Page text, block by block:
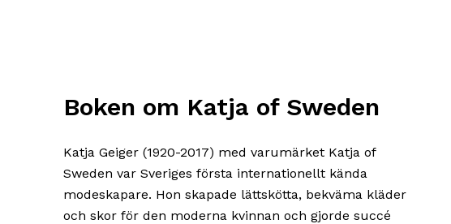
Boken om Katja of Sweden
Katja Geiger (1920-2017) med varumärket Katja of
Sweden var Sveriges första internationellt kända
modeskapare. Hon skapade lättskötta, bekväma kläder
och skor för den moderna kvinnan och gjorde succé